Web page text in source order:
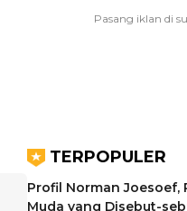
TERPOPULER
Profil Norman Joesoef,
Muda yang Disebut-